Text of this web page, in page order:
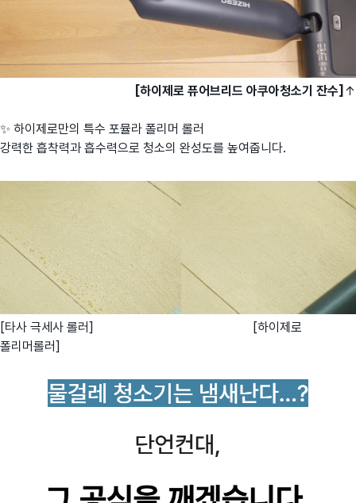
[하이제로 퓨어브리드 아쿠아청소기 잔수] ↑
✨ 하이제로만의 특수 포뮬라 폴리머 롤러
강력한 흡착력과 흡수력으로 청소의 완성도를 높여줍니다.
[타사 극세사 롤러] [하이제로
폴리머롤러]